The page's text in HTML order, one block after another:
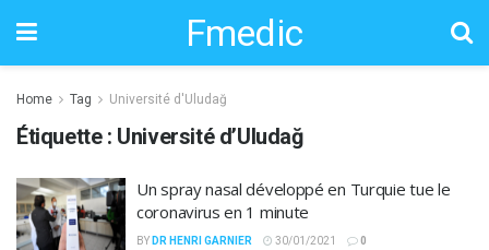
Fmedic
Home Tag Université d'Uludağ
Étiquette : Université d’Uludağ
Un spray nasal développé en Turquie tue le
coronavirus en 1 minute
BY DR HENRI GARNIER 30/01/2021 0